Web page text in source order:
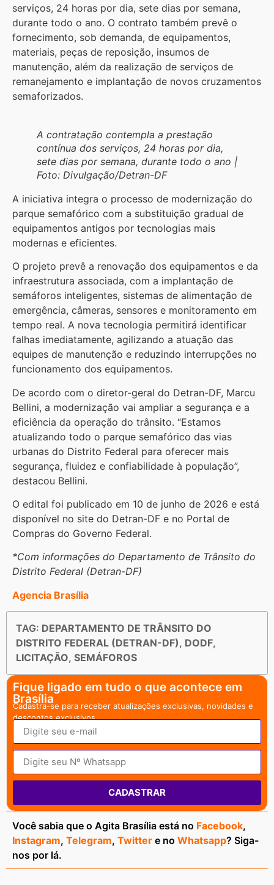
serviços, 24 horas por dia, sete dias por semana,
durante todo o ano. O contrato também prevê o
fornecimento, sob demanda, de equipamentos,
materiais, peças de reposição, insumos de
manutenção, além da realização de serviços de
remanejamento e implantação de novos cruzamentos
semaforizados.
A contratação contempla a prestação
contínua dos serviços, 24 horas por dia,
sete dias por semana, durante todo o ano |
Foto: Divulgação/Detran-DF
A iniciativa integra o processo de modernização do
parque semafórico com a substituição gradual de
equipamentos antigos por tecnologias mais
modernas e eficientes.
O projeto prevê a renovação dos equipamentos e da
infraestrutura associada, com a implantação de
semáforos inteligentes, sistemas de alimentação de
emergência, câmeras, sensores e monitoramento em
tempo real. A nova tecnologia permitirá identificar
falhas imediatamente, agilizando a atuação das
equipes de manutenção e reduzindo interrupções no
funcionamento dos equipamentos.
De acordo com o diretor-geral do Detran-DF, Marcu
Bellini, a modernização vai ampliar a segurança e a
eficiência da operação do trânsito. “Estamos
atualizando todo o parque semafórico das vias
urbanas do Distrito Federal para oferecer mais
segurança, fluidez e confiabilidade à população”,
destacou Bellini.
O edital foi publicado em 10 de junho de 2026 e está
disponível no site do Detran-DF e no Portal de
Compras do Governo Federal.
*Com informações do Departamento de Trânsito do
Distrito Federal (Detran-DF)
Agencia Brasília
TAG: DEPARTAMENTO DE TRÂNSITO DO
DISTRITO FEDERAL (DETRAN-DF), DODF,
LICITAÇÃO, SEMÁFOROS
Fique ligado em tudo o que acontece em
Brasília
Cadastra-se para receber atualizações exclusivas, novidades e
descontos exclusivos.
CADASTRAR
Você sabia que o Agita Brasília está no Facebook,
Instagram, Telegram, Twitter e no Whatsapp? Siga-
nos por lá.